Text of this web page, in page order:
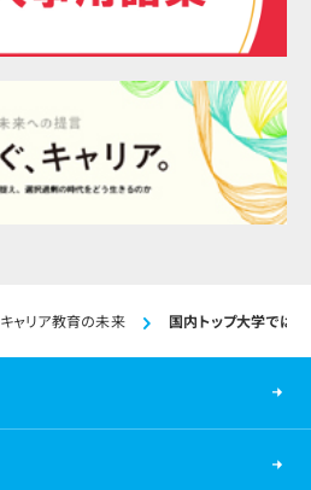
キャリア教育の未来 国内トップ大学では